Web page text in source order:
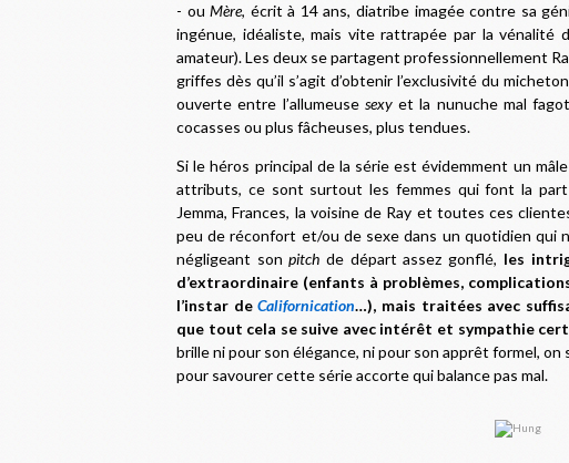
- ouMère, écrit à 14 ans, diatribe imagée contre sa
ingénue, idéaliste, mais vite rattrapée par la vénalité
amateur). Les deux se partagent professionnellement
griffes dès qu’il s’agit d’obtenir l’exclusivité du
ouverte entre l’allumeuse sexyet la nunuche mal
cocasses ou plus fâcheuses, plus tendues.
Si le héros principal de la série est évidemment un
attributs, ce sont surtout les femmes qui font la part
Jemma, Frances, la voisine de Ray et toutes ces
peu de réconfort et/ou de sexe dans un quotidien qui
négligeant sonpitch de départ assez gonflé, les
d’extraordinaire (enfants à problèmes,
l’instar deCalifornication…), mais traitées avec
que tout cela se suive avec intérêt et sympathie
brille ni pour son élégance, ni pour son apprêt formel, on
pour savourer cette série accorte qui balance pas mal.